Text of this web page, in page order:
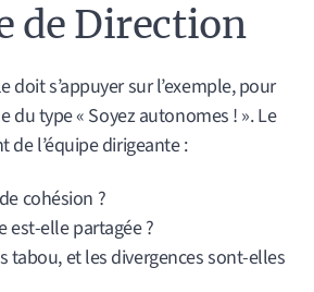
de Direction
s’appuyer sur l’exemple, pour
type « Soyez autonomes ! ». Le
l’équipe dirigeante :
cohésion ?
est-elle partagée ?
tabou, et les divergences sont-elles